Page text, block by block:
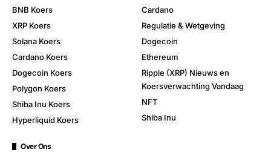
BNB Koers
XRP Koers
Solana Koers
Cardano Koers
Dogecoin Koers
Polygon Koers
Shiba Inu Koers
Hyperliquid Koers
Cardano
Regulatie & Wetgeving
Dogecoin
Ethereum
Ripple (XRP) Nieuws en
Koersverwachting Vandaag
NFT
Shiba Inu
Over Ons